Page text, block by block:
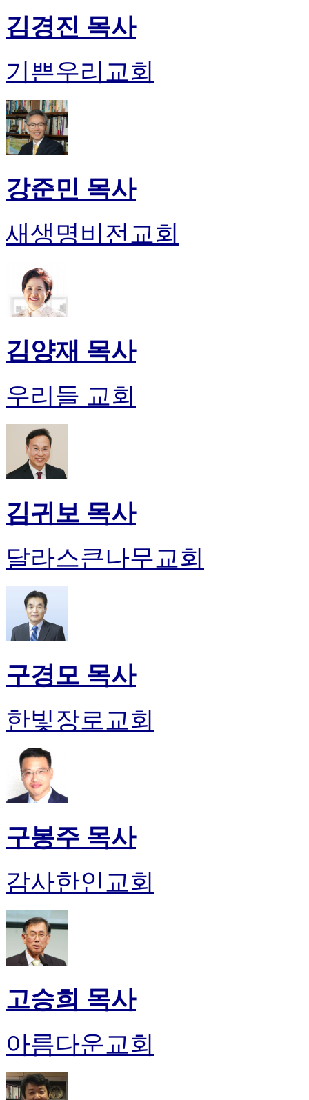
김경진 목사
기쁜우리교회
강준민 목사
새생명비전교회
김양재 목사
우리들 교회
김귀보 목사
달라스큰나무교회
구경모 목사
한빛장로교회
구봉주 목사
감사한인교회
고승희 목사
아름다운교회